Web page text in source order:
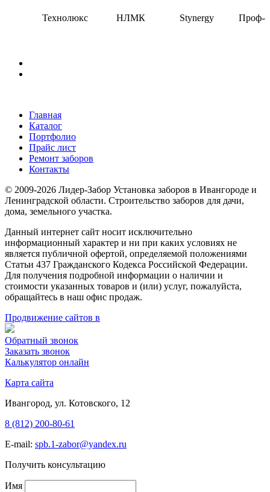
Главная
Каталог
Портфолио
Прайс лист
Ремонт заборов
Контакты
© 2009-2026 Лидер-Забор Установка заборов в Ивангороде и
Ленинградской области. Строительство заборов для дачи,
дома, земельного участка.
Данный интернет сайт носит исключительно
информационный характер и ни при каких условиях не
является публичной офертой, определяемой положениями
Статьи 437 Гражданского Кодекса Российской Федерации.
Для получения подробной информации о наличии и
стоимости указанных товаров и (или) услуг, пожалуйста,
обращайтесь в наш офис продаж.
Продвижение сайтов в
Обратный звонок
Заказать звонок
Калькулятор онлайн
Карта сайта
Ивангород, ул. Котовского, 12
8 (812) 200-80-61
E-mail: spb.1-zabor@yandex.ru
Получить консультацию
Имя